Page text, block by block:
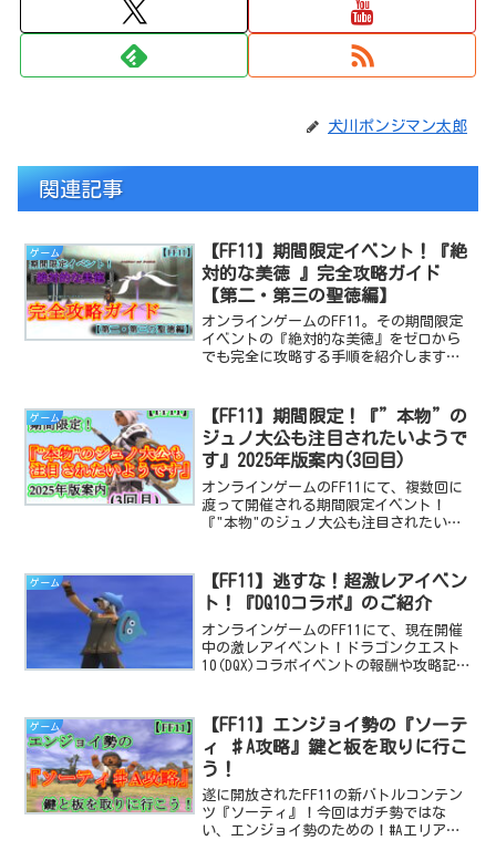
犬川ポンジマン太郎
関連記事
ゲーム
【FF11】期間限定イベント！『絶
対的な美徳 』完全攻略ガイド
【第二・第三の聖徳編】
オンラインゲームのFF11。その期間限定
イベントの『絶対的な美徳』をゼロから
でも完全に攻略する手順を紹介します！
ゲーム
【FF11】期間限定！『”本物”の
ジュノ大公も注目されたいようで
す』2025年版案内(3回目)
オンラインゲームのFF11にて、複数回に
渡って開催される期間限定イベント！
『"本物"のジュノ大公も注目されたいよ
ゲーム
【FF11】逃すな！超激レアイベン
ト！『DQ10コラボ』のご紹介
オンラインゲームのFF11にて、現在開催
中の激レアイベント！ドラゴンクエスト
10(DQX)コラボイベントの報酬や攻略記事
ゲーム
【FF11】エンジョイ勢の『ソーテ
ィ ♯A攻略』鍵と板を取りに行こ
う！
遂に開放されたFF11の新バトルコンテン
ツ『ソーティ』！今回はガチ勢ではな
い、エンジョイ勢のための！#Aエリアの